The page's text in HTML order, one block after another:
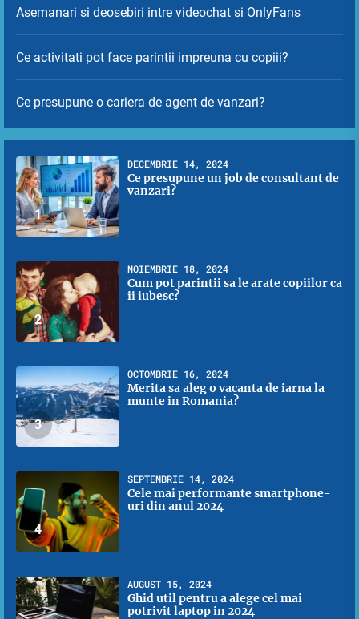
Asemanari si deosebiri intre videochat si OnlyFans
Ce activitati pot face parintii impreuna cu copiii?
Ce presupune o cariera de agent de vanzari?
1
DECEMBRIE 14, 2024
Ce presupune un job de consultant de
vanzari?
2
NOIEMBRIE 18, 2024
Cum pot parintii sa le arate copiilor ca
ii iubesc?
3
OCTOMBRIE 16, 2024
Merita sa aleg o vacanta de iarna la
munte in Romania?
4
SEPTEMBRIE 14, 2024
Cele mai performante smartphone-
uri din anul 2024
AUGUST 15, 2024
Ghid util pentru a alege cel mai
potrivit laptop in 2024